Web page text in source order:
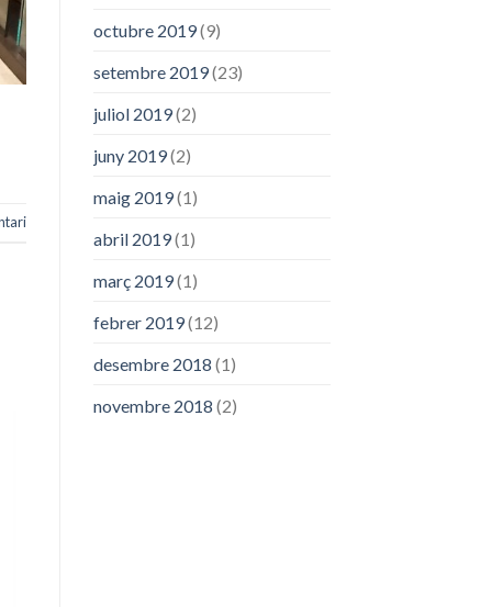
octubre 2019(9)
setembre 2019(23)
juliol 2019(2)
juny 2019(2)
maig 2019(1)
abril 2019(1)
març 2019(1)
febrer 2019(12)
desembre 2018 (1)
novembre 2018 (2)